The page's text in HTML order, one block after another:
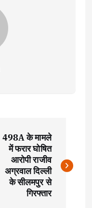
498A के मामले
में फरार घोषित
आरोपी राजीव
अग्रवाल दिल्ली
के सीलमपुर से
गिरफ्तार